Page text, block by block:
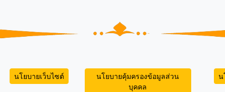
นโยบายเว็บไซต์
นโยบายคุ้มครองข้อมูลส่วน
บุคคล
น